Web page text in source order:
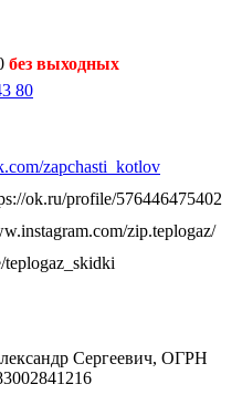
без выходных
80
zapchasti_kotlov
ok.ru/profile/576446475402
zip.teplogaz/
teplogaz_skidki
Сергеевич, ОГРН